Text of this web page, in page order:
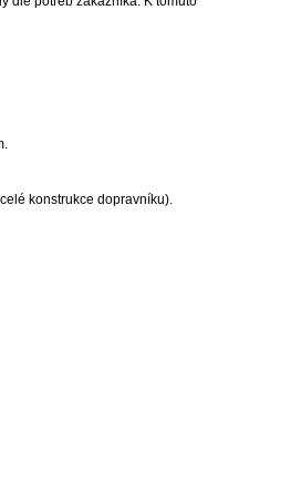
konstrukce dopravníku).